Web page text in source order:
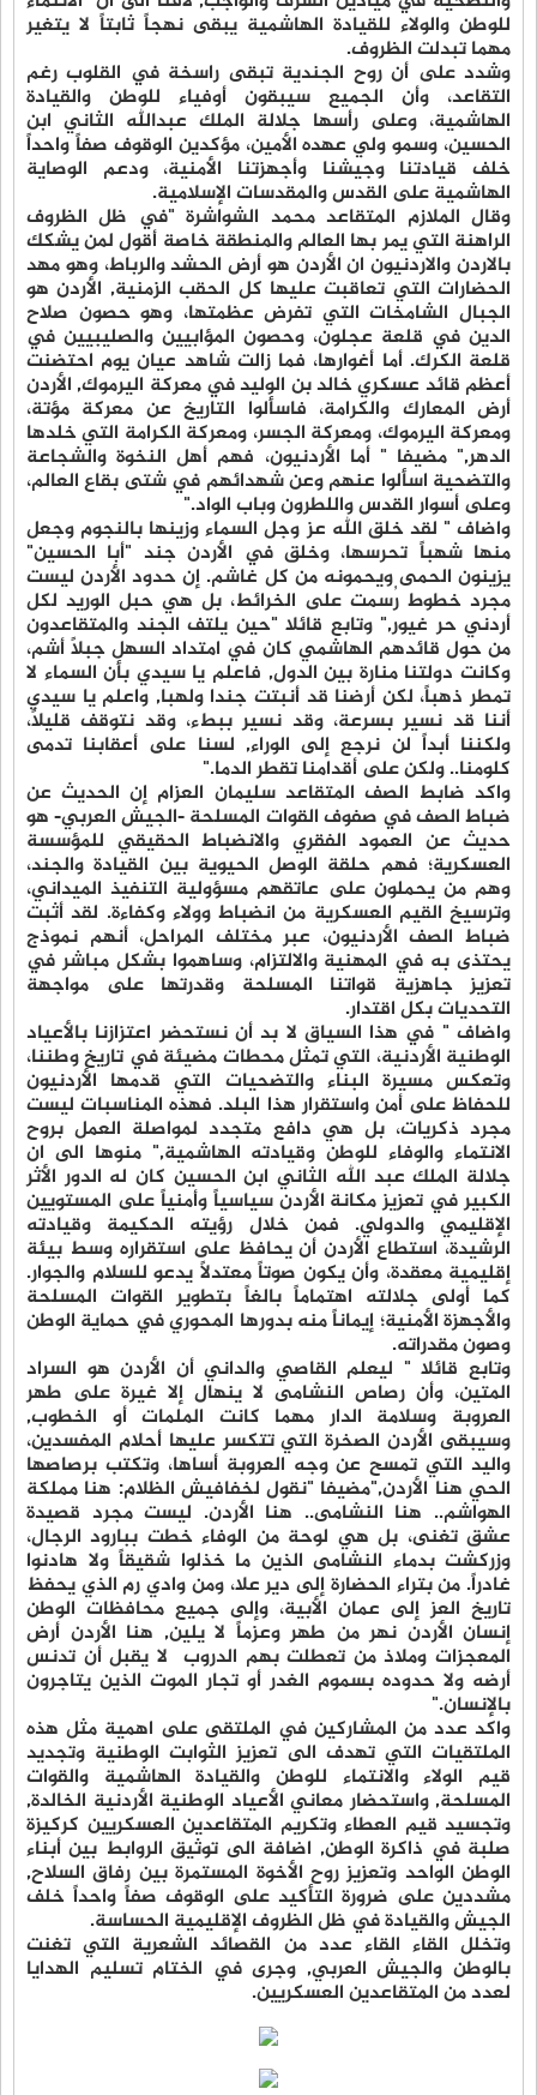
للوطن والولاء للقيادة الهاشمية يبقى نهجاً ثابتاً لا يتغير
مهما تبدلت الظروف.
وشدد على أن روح الجندية تبقى راسخة في القلوب رغم
التقاعد، وأن الجميع سيبقون أوفياء للوطن والقيادة
الهاشمية، وعلى رأسها جلالة الملك عبدالله الثاني ابن
الحسين، وسمو ولي عهده الأمين، مؤكدين الوقوف صفاً واحداً
خلف قيادتنا وجيشنا وأجهزتنا الأمنية، ودعم الوصاية
الهاشمية على القدس والمقدسات الإسلامية.
وقال الملازم المتقاعد محمد الشواشرة "في ظل الظروف
الراهنة التي يمر بها العالم والمنطقة خاصة أقول لمن يشكك
بالاردن والاردنيون ان الأردن هو أرض الحشد والرباط، وهو مهد
الحضارات التي تعاقبت عليها كل الحقب الزمنية, الأردن هو
الجبال الشامخات التي تفرض عظمتها، وهو حصون صلاح
الدين في قلعة عجلون، وحصون المؤابيين والصليبيين في
قلعة الكرك. أما أغوارها، فما زالت شاهد عيان يوم احتضنت
أعظم قائد عسكري خالد بن الوليد في معركة اليرموك, الأردن
أرض المعارك والكرامة، فاسألوا التاريخ عن معركة مؤتة،
ومعركة اليرموك، ومعركة الجسر، ومعركة الكرامة التي خلدها
الدهر," مضيفا " أما الأردنيون، فهم أهل النخوة والشجاعة
والتضحية اسألوا عنهم وعن شهدائهم في شتى بقاع العالم،
وعلى أسوار القدس واللطرون وباب الواد."
واضاف " لقد خلق الله عز وجل السماء وزينها بالنجوم وجعل
منها شهباً تحرسها، وخلق في الأردن جند "أبا الحسين"
يزينون الحمى ويحمونه من كل غاشم. إن حدود الأردن ليست
مجرد خطوط رُسمت على الخرائط، بل هي حبل الوريد لكل
أردني حر غيور," وتابع قائلا "حين يلتف الجند والمتقاعدون
من حول قائدهم الهاشمي كان في امتداد السهل جبلاً أشم،
وكانت دولتنا منارة بين الدول, فاعلم يا سيدي بأن السماء لا
تمطر ذهباً، لكن أرضنا قد أنبتت جندا ولهبا, واعلم يا سيدي
أننا قد نسير بسرعة، وقد نسير ببطء، وقد نتوقف قليلاً،
ولكننا أبداً لن نرجع إلى الوراء, لسنا على أعقابنا تدمى
كلومنا.. ولكن على أقدامنا تقطر الدما."
واكد ضابط الصف المتقاعد سليمان العزام إن الحديث عن
ضباط الصف في صفوف القوات المسلحة -الجيش العربي- هو
حديث عن العمود الفقري والانضباط الحقيقي للمؤسسة
العسكرية؛ فهم حلقة الوصل الحيوية بين القيادة والجند،
وهم من يحملون على عاتقهم مسؤولية التنفيذ الميداني،
وترسيخ القيم العسكرية من انضباط وولاء وكفاءة. لقد أثبت
ضباط الصف الأردنيون، عبر مختلف المراحل، أنهم نموذج
يحتذى به في المهنية والالتزام، وساهموا بشكل مباشر في
تعزيز جاهزية قواتنا المسلحة وقدرتها على مواجهة
التحديات بكل اقتدار.
واضاف " في هذا السياق لا بد أن نستحضر اعتزازنا بالأعياد
الوطنية الأردنية، التي تمثل محطات مضيئة في تاريخ وطننا،
وتعكس مسيرة البناء والتضحيات التي قدمها الأردنيون
للحفاظ على أمن واستقرار هذا البلد. فهذه المناسبات ليست
مجرد ذكريات، بل هي دافع متجدد لمواصلة العمل بروح
الانتماء والوفاء للوطن وقيادته الهاشمية," منوها الى ان
جلالة الملك عبد الله الثاني ابن الحسين كان له الدور الأثر
الكبير في تعزيز مكانة الأردن سياسياً وأمنياً على المستويين
الإقليمي والدولي. فمن خلال رؤيته الحكيمة وقيادته
الرشيدة، استطاع الأردن أن يحافظ على استقراره وسط بيئة
إقليمية معقدة، وأن يكون صوتاً معتدلاً يدعو للسلام والجوار.
كما أولى جلالته اهتماماً بالغاً بتطوير القوات المسلحة
والأجهزة الأمنية؛ إيماناً منه بدورها المحوري في حماية الوطن
وصون مقدراته.
وتابع قائلا " ليعلم القاصي والداني أن الأردن هو السراد
المتين، وأن رصاص النشامى لا ينهال إلا غيرة على طهر
العروبة وسلامة الدار مهما كانت الملمات أو الخطوب,
وسيبقى الأردن الصخرة التي تتكسر عليها أحلام المفسدين،
واليد التي تمسح عن وجه العروبة أساها، وتكتب برصاصها
الحي هنا الأردن,"مضيفا "نقول لخفافيش الظلام: هنا مملكة
الهواشم.. هنا النشامى.. هنا الأردن. ليست مجرد قصيدة
عشق تغنى، بل هي لوحة من الوفاء خطت ببارود الرجال،
وزركشت بدماء النشامى الذين ما خذلوا شقيقاً ولا هادنوا
غادراً. من بتراء الحضارة إلى دير علا، ومن وادي رم الذي يحفظ
تاريخ العز إلى عمان الأبية، وإلى جميع محافظات الوطن
إنسان الأردن نهر من طهر وعزماً لا يلين, هنا الأردن أرض
المعجزات وملاذ من تعطلت بهم الدروب لا يقبل أن تدنس
أرضه ولا حدوده بسموم الغدر أو تجار الموت الذين يتاجرون
بالإنسان."
واكد عدد من المشاركين في الملتقى على اهمية مثل هذه
الملتقيات التي تهدف الى تعزيز الثوابت الوطنية وتجديد
قيم الولاء والانتماء للوطن والقيادة الهاشمية والقوات
المسلحة, واستحضار معاني الأعياد الوطنية الأردنية الخالدة,
وتجسيد قيم العطاء وتكريم المتقاعدين العسكريين كركيزة
صلبة في ذاكرة الوطن, اضافة الى توثيق الروابط بين أبناء
الوطن الواحد وتعزيز روح الأخوة المستمرة بين رفاق السلاح,
مشددين على ضرورة التأكيد على الوقوف صفاً واحداً خلف
الجيش والقيادة في ظل الظروف الإقليمية الحساسة.
وتخلل القاء القاء عدد من القصائد الشعرية التي تغنت
بالوطن والجيش العربي, وجرى في الختام تسليم الهدايا
لعدد من المتقاعدين العسكريين.